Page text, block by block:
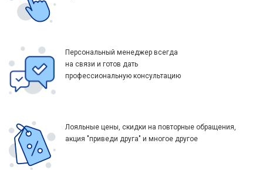
Персональный менеджер всегда
на связи и готов дать
профессиональную консультацию
Лояльные цены, скидки на повторные обращения,
акция "приведи друга" и многое другое